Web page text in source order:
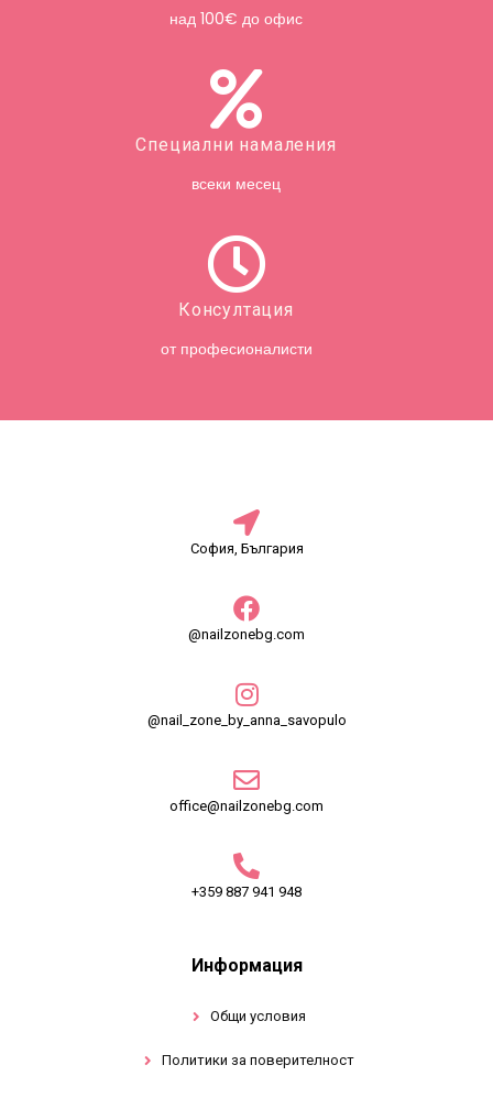
над 100€ до офис
Специални намаления
всеки месец
Консултация
от професионалисти
София, България
@nailzonebg.com
@nail_zone_by_anna_savopulo
office@nailzonebg.com
+359 887 941 948
Информация
Общи условия
Политики за поверителност